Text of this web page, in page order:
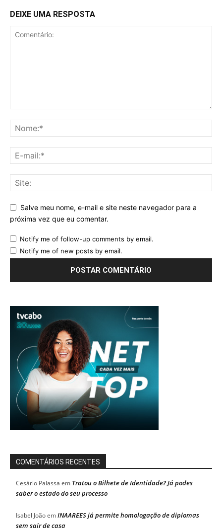
DEIXE UMA RESPOSTA
Salve meu nome, e-mail e site neste navegador para a
próxima vez que eu comentar.
Notify me of follow-up comments by email.
Notify me of new posts by email.
COMENTÁRIOS RECENTES
Cesário Palassa em Tratou o Bilhete de Identidade? Já podes
saber o estado do seu processo
Isabel JoãoemINAAREES já permite homologação de diplomas
sem sair de casa